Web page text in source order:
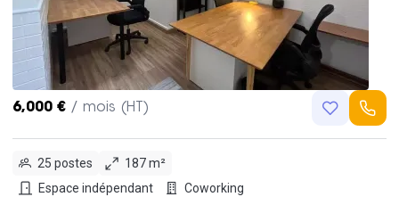
6,000 € / mois (HT)
25 postes
187 m²
Espace indépendant
Coworking